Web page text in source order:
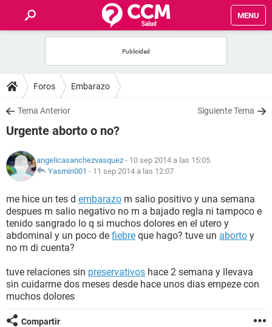
MENU
FOROS
SALUD
FAMILIA
NUTRICIÓN
BIENESTAR
SEXUALIDAD
Foros Embarazo
Tema Anterior Siguiente Tema
Urgente aborto o no?
angelicasanchezvasquez - 10 sep 2014 a las 15:05
Yasmin001 - 11 sep 2014 a las 12:07
me hice un tes d embarazo m salio positivo y una semana
despues m salio negativo no m a bajado regla ni tampoco e
tenido sangrado lo q si muchos dolores en el utero y
abdominal y un poco de fiebre que hago? tuve un aborto y
no m di cuenta?
tuve relaciones sin preservativos hace 2 semana y llevava
sin cuidarme dos meses desde hace unos dias empeze con
muchos dolores
Compartir